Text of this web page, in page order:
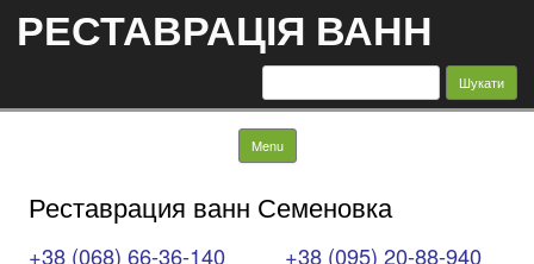
РЕСТАВРАЦІЯ ВАНН
Пошук:
Menu Skip to content
Реставрация ванн Семеновка
+38 (068) 66-36-140 +38 (095) 20-88-940